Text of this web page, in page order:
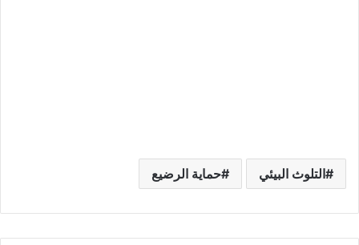
التلوث البيئي حماية الرضيع